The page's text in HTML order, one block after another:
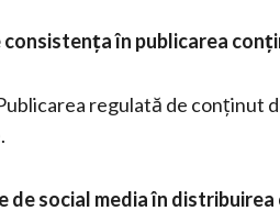
în publicarea
regulată de conținut
de social media în